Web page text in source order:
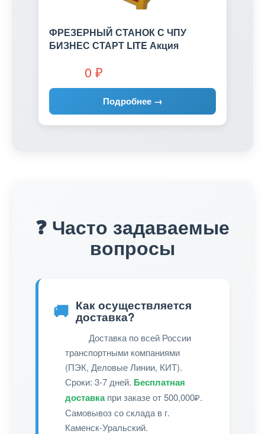
ФРЕЗЕРНЫЙ СТАНОК С ЧПУ
БИЗНЕС СТАРТ LITE Акция
0 ₽
Подробнее →
❓ Часто задаваемые
вопросы
🚚 Как осуществляется
доставка?
Доставка по всей России
транспортными компаниями
(ПЭК, Деловые Линии, КИТ).
Сроки: 3-7 дней. Бесплатная
доставкапри заказе от 500,000₽.
Самовывоз со склада в г.
Каменск-Уральский.